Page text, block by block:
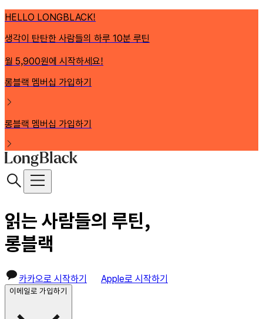
HELLO LONGBLACK!
생각이 탄탄한 사람들의 하루 10분 루틴
월 5,900원에 시작하세요!
롱블랙 멤버십 가입하기
롱블랙 멤버십 가입하기
읽는 사람들의 루틴,
롱블랙
카카오로 시작하기 Apple로 시작하기
이메일로 가입하기